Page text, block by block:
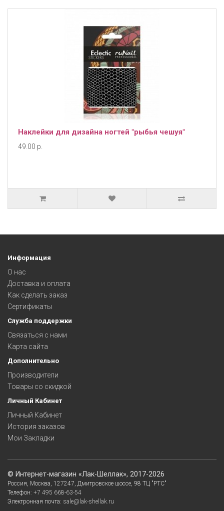
Наклейки для дизайна ногтей "рыбья чешуя"
49.00 р.
Информация
О нас
Доставка и оплата
Как сделать заказ
Сертификаты
Служба поддержки
Связаться с нами
Карта сайта
Дополнительно
Производители
Товары со скидкой
Личный Кабинет
Личный Кабинет
История заказов
Мои Закладки
© Интернет-магазин «Лак-Шеллак», 2017-2026
Россия, Москва, 127247, Дмитровское шоссе, 98 ТЦ "РТС"
Телефон: +7 495 668-63-54
Электронная почта: sale@lak-shellak.ru